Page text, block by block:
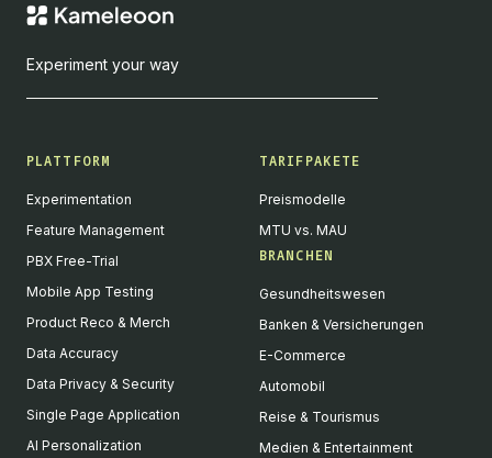
Experiment your way
PLATTFORM
Experimentation
Feature Management
PBX Free-Trial
Mobile App Testing
Product Reco & Merch
Data Accuracy
Data Privacy & Security
Single Page Application
AI Personalization
TARIFPAKETE
Preismodelle
MTU vs. MAU
BRANCHEN
Gesundheitswesen
Banken & Versicherungen
E-Commerce
Automobil
Reise & Tourismus
Medien & Entertainment